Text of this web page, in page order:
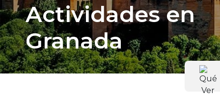
Actividades en
Granada